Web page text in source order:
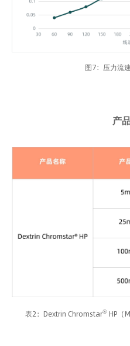
图7：压力流
产
表2：Dextrin Chromstar® HP（